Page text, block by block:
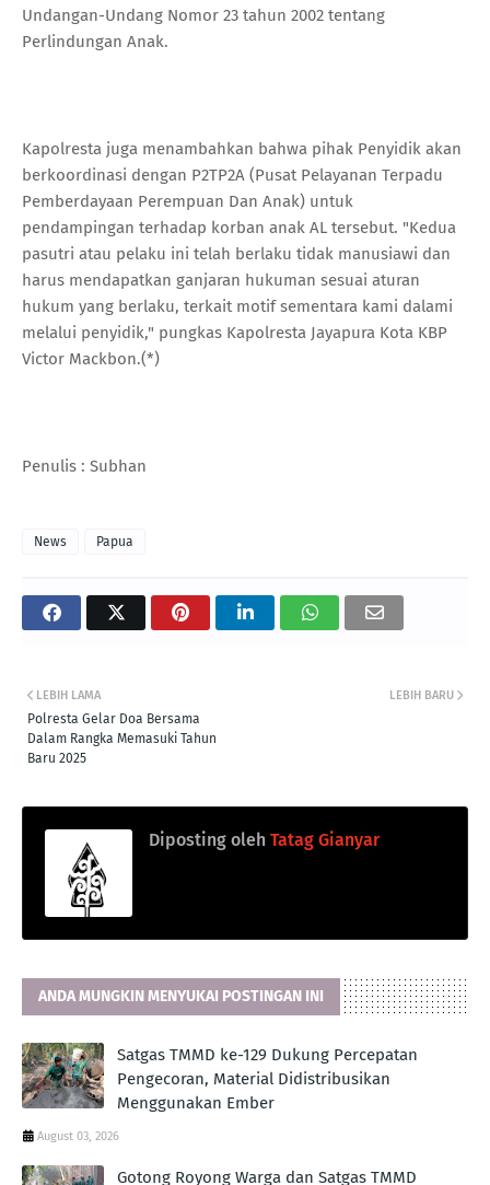
Undangan-Undang Nomor 23 tahun 2002 tentang
Perlindungan Anak.
Kapolresta juga menambahkan bahwa pihak Penyidik akan
berkoordinasi dengan P2TP2A (Pusat Pelayanan Terpadu
Pemberdayaan Perempuan Dan Anak) untuk
pendampingan terhadap korban anak AL tersebut. "Kedua
pasutri atau pelaku ini telah berlaku tidak manusiawi dan
harus mendapatkan ganjaran hukuman sesuai aturan
hukum yang berlaku, terkait motif sementara kami dalami
melalui penyidik," pungkas Kapolresta Jayapura Kota KBP
Victor Mackbon.(*)
Penulis : Subhan
News Papua
LEBIH BARU
LEBIH LAMA
Polresta Gelar Doa Bersama
Dalam Rangka Memasuki Tahun
Baru 2025
Diposting oleh Tatag Gianyar
ANDA MUNGKIN MENYUKAI POSTINGAN INI
Satgas TMMD ke-129 Dukung Percepatan
Pengecoran, Material Didistribusikan
Menggunakan Ember
August 03, 2026
Gotong Royong Warga dan Satgas TMMD